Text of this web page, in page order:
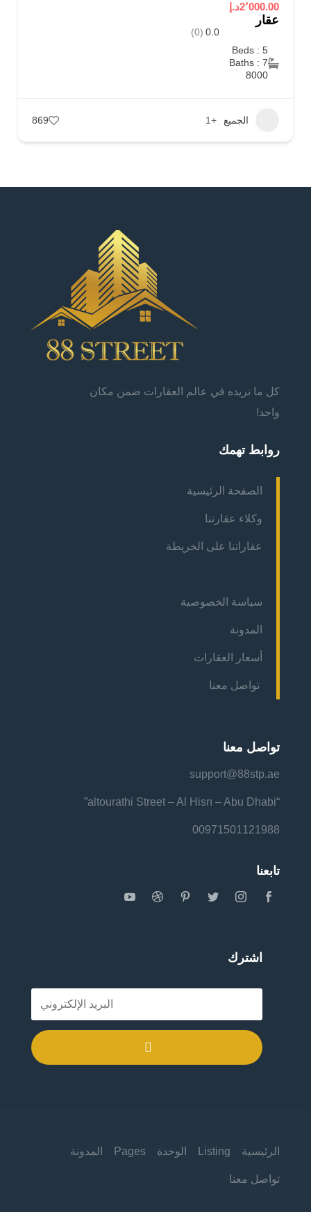
2٬000.00د.إ
عقار
0.0
(0)
Beds : 5
Baths : 7
8000
الجميع +1
869
كل ما تريده في عالم العقارات ضمن مكان
واحد!
روابط تهمك
الصفحة الرئيسية
وكلاء عقارتنا
عقاراتنا على الخريطة
سياسة الخصوصية
المدونة
أسعار العقارات
تواصل معنا
تواصل معنا
support@88stp.ae
“altourathi Street – Al Hisn – Abu Dhabi”
00971501121988
تابعنا
اشترك
الرئيسية Listing الوحدة Pages المدونة
تواصل معنا